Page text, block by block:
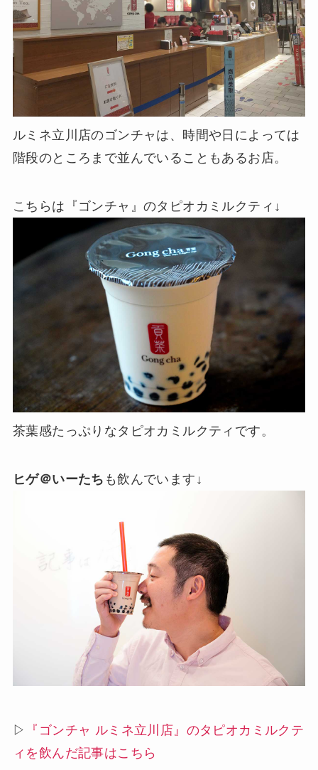
ルミネ立川店のゴンチャは、時間や日によっては
階段のところまで並んでいることもあるお店。
こちらは『ゴンチャ』のタピオカミルクティ↓
茶葉感たっぷりなタピオカミルクティです。
ヒゲ＠いーたち も飲んでいます↓
▷
『ゴンチャ ルミネ立川店』のタピオカミルクテ
ィを飲んだ記事はこちら